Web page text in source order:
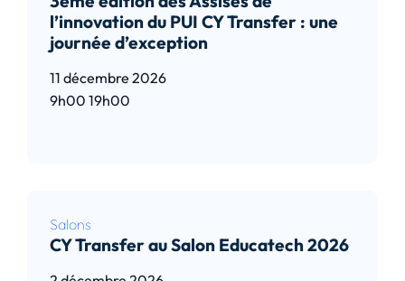
l’innovation du PUI CY Transfer : une
journée d’exception
11 décembre 2026
9h00 19h00
Salons
CY Transfer au Salon Educatech 2026